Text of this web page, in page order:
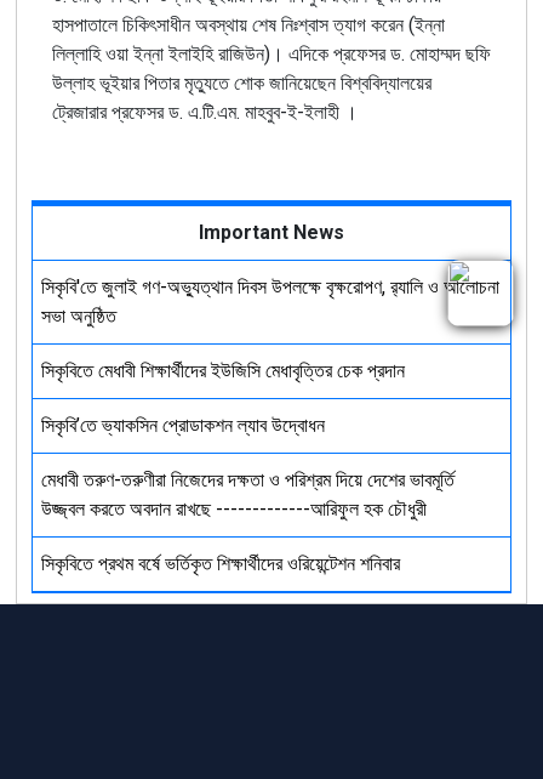
হাসপাতালে চিকিৎসাধীন অবস্থায় শেষ নিঃশ্বাস ত্যাগ করেন(ইন্না
লিল্লাহি ওয়া ইন্না ইলাইহি রাজিউন)। এদিকে প্রফেসর ড. মোহাম্মদ ছফি
উল্লাহ ভূইয়ার পিতার মৃত্যুতে শোক জানিয়েছেন বিশ্ববিদ্যালয়ের
ট্রেজারার প্রফেসর ড. এ.টি.এম. মাহবুব-ই-ইলাহী ।
Important News
সিকৃবি'তে জুলাই গণ-অভ্যুত্থান দিবস উপলক্ষে বৃক্ষরোপণ, র‍্যালি ও আলোচনা
সভা অনুষ্ঠিত
সিকৃবিতে মেধাবী শিক্ষার্থীদের ইউজিসি মেধাবৃত্তির চেক প্রদান
সিকৃবি’তে ভ্যাকসিন প্রোডাকশন ল্যাব উদ্বোধন
মেধাবী তরুণ-তরুণীরা নিজেদের দক্ষতা ও পরিশ্রম দিয়ে দেশের ভাবমূর্তি
উজ্জ্বল করতে অবদান রাখছে -------------আরিফুল হক চৌধুরী
সিকৃবিতে প্রথম বর্ষে ভর্তিকৃত শিক্ষার্থীদের ওরিয়েন্টেশন শনিবার